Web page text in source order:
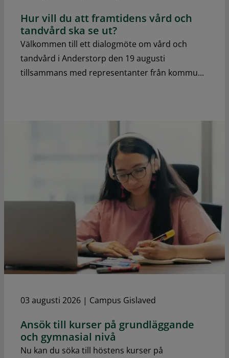
Hur vill du att framtidens vård och
tandvård ska se ut?
Välkommen till ett dialogmöte om vård och
tandvård i Anderstorp den 19 augusti
tillsammans med representanter från kommu...
03 augusti 2026 | Campus Gislaved
Ansök till kurser på grundläggande
och gymnasial nivå
Nu kan du söka till höstens kurser på